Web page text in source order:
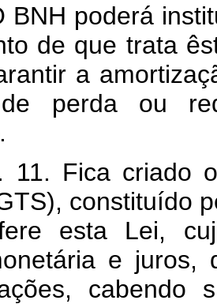
poderá
de que trata
a
perda ou
criado o
constituído
esta Lei,
e juros,
cabendo